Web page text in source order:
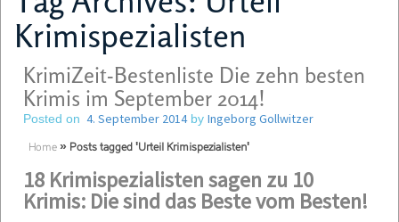
Krimispezialisten
KrimiZeit-Bestenliste Die zehn besten
Krimis im September 2014!
Posted on 4. September 2014by Ingeborg Gollwitzer
Home » Posts tagged 'Urteil Krimispezialisten'
18 Krimispezialisten sagen zu 10
Krimis: Die sind das Beste vom Besten!